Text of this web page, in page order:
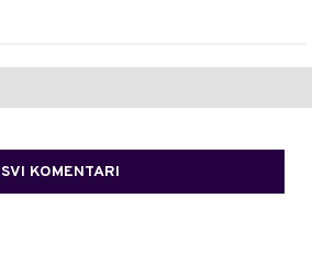
SVI KOMENTARI